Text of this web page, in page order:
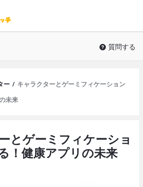
質問する
ー / キャラクターとゲーミフィケーション
未来
とゲーミフィケーショ
！健康アプリの未来